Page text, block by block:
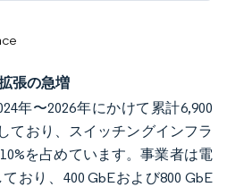
張の急増
年〜2026年にかけて累計6,900
ており、スイッチングインフラ
を占めています。事業者は電
おり、400 GbEおよび800 GbE